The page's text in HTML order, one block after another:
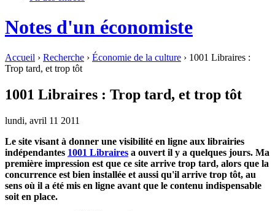
Notes d'un économiste
Accueil › Recherche › Économie de la culture › 1001 Libraires :
Trop tard, et trop tôt
1001 Libraires : Trop tard, et trop tôt
lundi, avril 11 2011
Le site visant à donner une visibilité en ligne aux librairies
indépendantes 1001 Libraires a ouvert il y a quelques jours. Ma
première impression est que ce site arrive trop tard, alors que la
concurrence est bien installée et aussi qu'il arrive trop tôt, au
sens où il a été mis en ligne avant que le contenu indispensable
soit en place.